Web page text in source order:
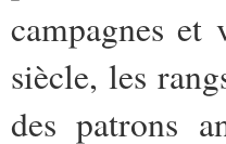
campagnes
siècle, les
des patrons